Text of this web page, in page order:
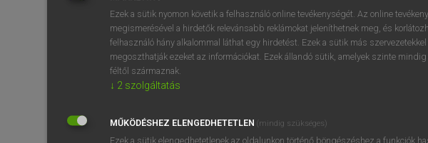
BELÉPÉS
próbaverziójának
regisztrálok és
REGISZTRÁCIÓ
Ezek a sütik nyomon követik a felhasználó online tevékenységét. Az online
megismerésével a hirdetők relevánsabb reklámokat jeleníthetnek meg, és
felhasználó hány alkalommal láthat egy hirdetést. Ezek a sütik más
megoszthatják ezeket az információkat. Ezek állandó sütik, amelyek szinte
féltől származnak.
↓ 2 szolgáltatás
MŰKÖDÉSHEZ ELENGEDHETETLEN (mindig szükséges)
Ezek a sütik elengedhetetlenek az oldalunkon történő böngészéshez,a funkciók